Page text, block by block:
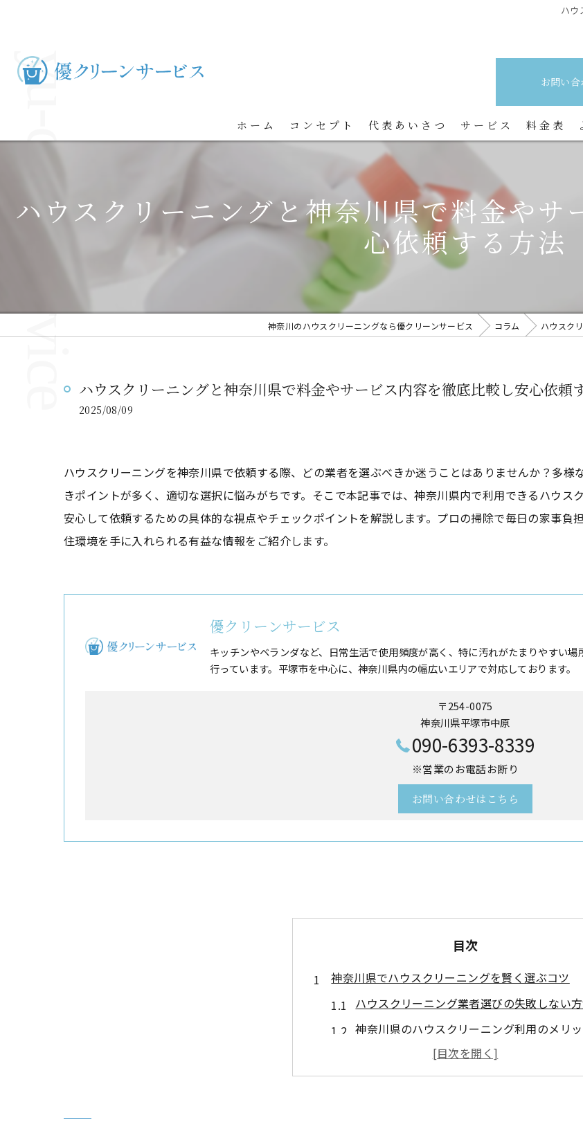
ハウ
お問い
ホーム コンセプト 代表あいさつ サービス 料金表
ハウスクリーニングと神奈川県で料金やサ
心依頼する方法
神奈川のハウスクリーニングなら優クリーンサービス コラム ハウスク
ハウスクリーニングと神奈川県で料金やサービス内容を徹底比較し安心依頼
2025/08/09
ハウスクリーニングを神奈川県で依頼する際、どの業者を選ぶべきか迷うことはありませんか？多
きポイントが多く、適切な選択に悩みがちです。そこで本記事では、神奈川県内で利用できるハウス
安心して依頼するための具体的な視点やチェックポイントを解説します。プロの掃除で毎日の家事
住環境を手に入れられる有益な情報をご紹介します。
優クリーンサービス
キッチンやベランダなど、日常生活で使用頻度が高く、特に汚れがたまりやすい
行っています。平塚市を中心に、神奈川県内の幅広いエリアで対応しております。
〒254-0075
神奈川県平塚市中原
090-6393-8339
※営業のお電話お断り
お問い合わせはこちら
目次
神奈川県でハウスクリーニングを賢く選ぶコツ
ハウスクリーニング業者選びの失敗しない
神奈川県のハウスクリーニング利用のメリ
ハウスクリーニング業者ランキングの活用術
口コミ活用でハウスクリーニングの信頼度